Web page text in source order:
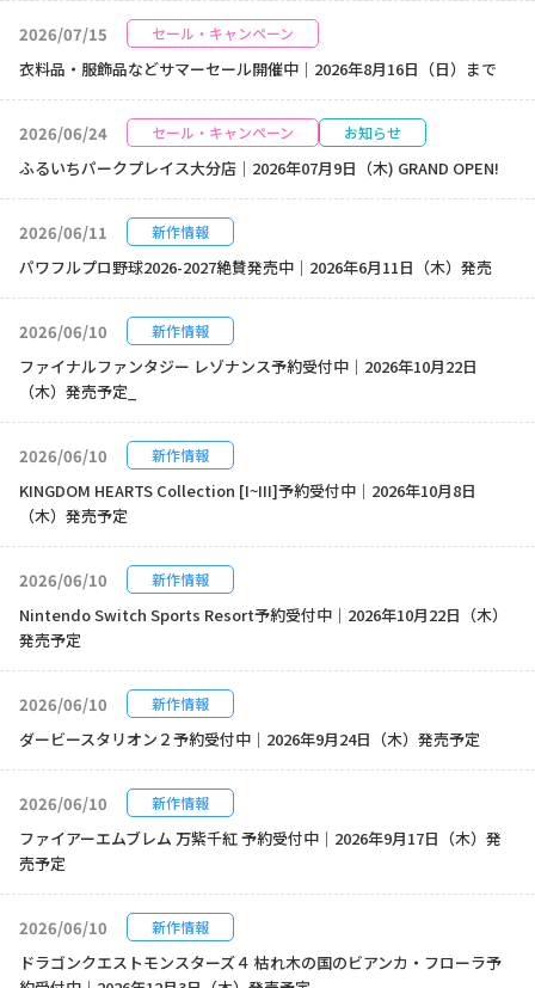
2026/07/15 セール・キャンペーン
衣料品・服飾品などサマーセール開催中｜2026年8月16日（日）まで
2026/06/24 セール・キャンペーン お知らせ
ふるいちパークプレイス大分店｜2026年07月9日（木) GRAND OPEN!
2026/06/11 新作情報
パワフルプロ野球2026-2027絶賛発売中｜2026年6月11日（木）発売
2026/06/10 新作情報
ファイナルファンタジー レゾナンス予約受付中｜2026年10月22日
（木）発売予定_
2026/06/10 新作情報
KINGDOM HEARTS Collection [I~III]予約受付中｜2026年10月8日
（木）発売予定
2026/06/10 新作情報
Nintendo Switch Sports Resort予約受付中｜2026年10月22日（木）
発売予定
2026/06/10 新作情報
ダービースタリオン２予約受付中｜2026年9月24日（木）発売予定
2026/06/10 新作情報
ファイアーエムブレム 万紫千紅 予約受付中｜2026年9月17日（木）発
売予定
2026/06/10 新作情報
ドラゴンクエストモンスターズ４ 枯れ木の国のビアンカ・フローラ予